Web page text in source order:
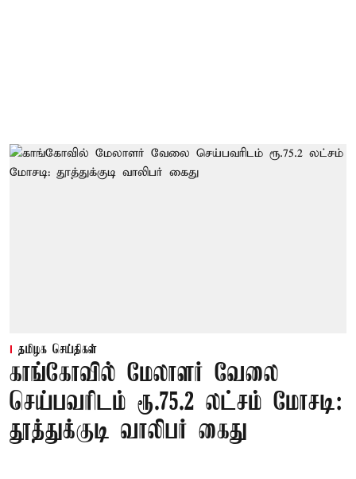
தமிழக செய்திகள்
காங்கோவில் மேலாளர் வேலை
செய்பவரிடம் ரூ.75.2 லட்சம் மோசடி:
தூத்துக்குடி வாலிபர் கைது